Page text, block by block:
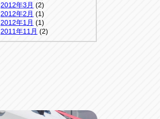
2012年3月 (2)
2012年2月 (1)
2012年1月 (1)
2011年11月 (2)